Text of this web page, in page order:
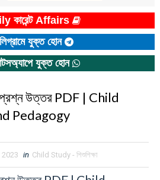
কারেন্ট Affairs
যুক্ত হোন
যুক্ত হোন
প্রশ্ন উত্তর PDF | Child
Pedagogy
in Child Study - শিশুশিক্ষা